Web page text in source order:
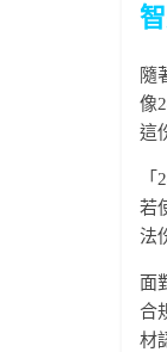
隨
像
這
若
法
面
合
材